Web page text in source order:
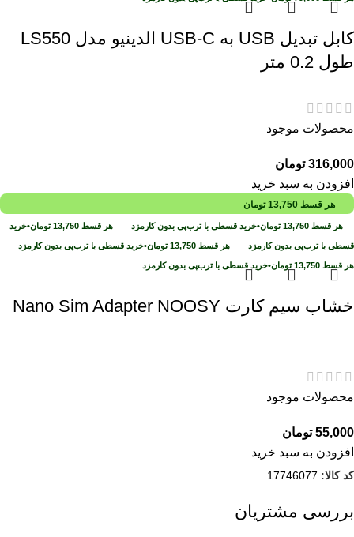
کابل تبدیل USB به USB-C الدینیو مدل LS550
طول 0.2 متر
محصولات موجود
316,000 تومان
افزودن به سبد خرید
هر قسط 13,750 تومان
هر قسط 13,750 تومان•خرید قسطی با ترب‌پی بدون کارمزد هر قسط 13,750 تومان•خرید
قسطی با ترب‌پی بدون کارمزد هر قسط 13,750 تومان•خرید قسطی با ترب‌پی بدون کارمزد
هر قسط 13,750 تومان•خرید قسطی با ترب‌پی بدون کارمزد
خشاب سیم کارت Nano Sim Adapter NOOSY
محصولات موجود
55,000 تومان
افزودن به سبد خرید
کد کالا: 17746077
بررسی مشتریان